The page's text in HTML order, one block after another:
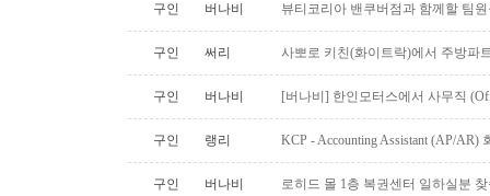
구인 버나비 뷰티코리아 밴쿠버점과 함께할 팀
구인 써리 사뽀로 키친(화이트락)에서 주방파
구인 버나비 [버나비] 한인모터스에서 사무직
구인 랭리 KCP - Accounting Assistant (AP/
구인 버나비 로히드 몰 1층 복권센터 일하실분